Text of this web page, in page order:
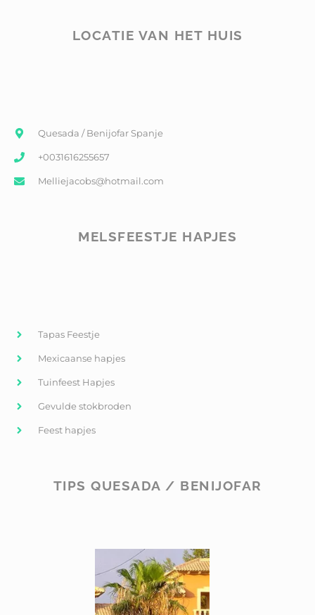
LOCATIE VAN HET HUIS
Quesada / Benijofar Spanje
+0031616255657
Melliejacobs@hotmail.com
MELSFEESTJE HAPJES
Tapas Feestje
Mexicaanse hapjes
Tuinfeest Hapjes
Gevulde stokbroden
Feest hapjes
TIPS QUESADA / BENIJOFAR